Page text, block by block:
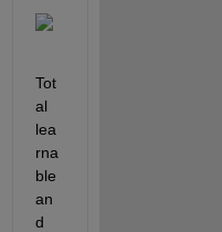
Tot
al
lea
rna
ble
an